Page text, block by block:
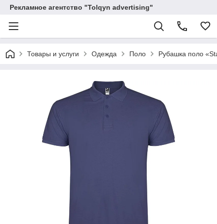
Рекламное агентство "Tolqyn advertising"
Товары и услуги Одежда Поло Рубашка поло